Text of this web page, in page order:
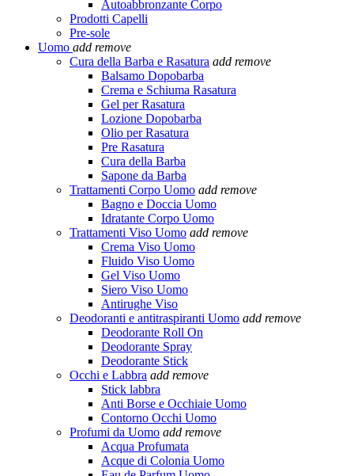
Autoabbronzante Corpo
Prodotti Capelli
Pre-sole
Uomo add remove
Cura della Barba e Rasatura add remove
Balsamo Dopobarba
Crema e Schiuma Rasatura
Gel per Rasatura
Lozione Dopobarba
Olio per Rasatura
Pre Rasatura
Cura della Barba
Sapone da Barba
Trattamenti Corpo Uomo add remove
Bagno e Doccia Uomo
Idratante Corpo Uomo
Trattamenti Viso Uomo add remove
Crema Viso Uomo
Fluido Viso Uomo
Gel Viso Uomo
Siero Viso Uomo
Antirughe Viso
Deodoranti e antitraspiranti Uomo add remove
Deodorante Roll On
Deodorante Spray
Deodorante Stick
Occhi e Labbra add remove
Stick labbra
Anti Borse e Occhiaie Uomo
Contorno Occhi Uomo
Profumi da Uomo add remove
Acqua Profumata
Acque di Colonia Uomo